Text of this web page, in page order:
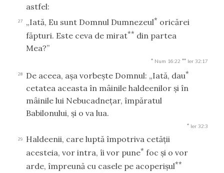
astfel:
27 „Iată, Eu sunt Domnul Dumnezeul* oricărei
făpturi. Este ceva de mirat** din partea
Mea?”
* Num 16:22 ** Ier 32:17
28 De aceea, aşa vorbeşte Domnul: „Iată, dau*
cetatea aceasta în mâinile haldeenilor şi în
mâinile lui Nebucadneţar, împăratul
Babilonului, şi o va lua.
* Ier 32:3
29
Haldeenii, care luptă împotriva cetăţii
acesteia, vor intra, îi vor pune* foc şi o vor
arde, împreună cu casele pe acoperişul**